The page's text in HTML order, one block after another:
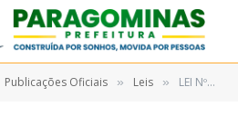
Publicações Oficiais » Leis » LEI Nº 403/1987, DE 28 DE AGOSTO DE 1987 (Fica o Poder Executivo Municipal autorizado a vender ou trocar os veículos marca Ford Belina)